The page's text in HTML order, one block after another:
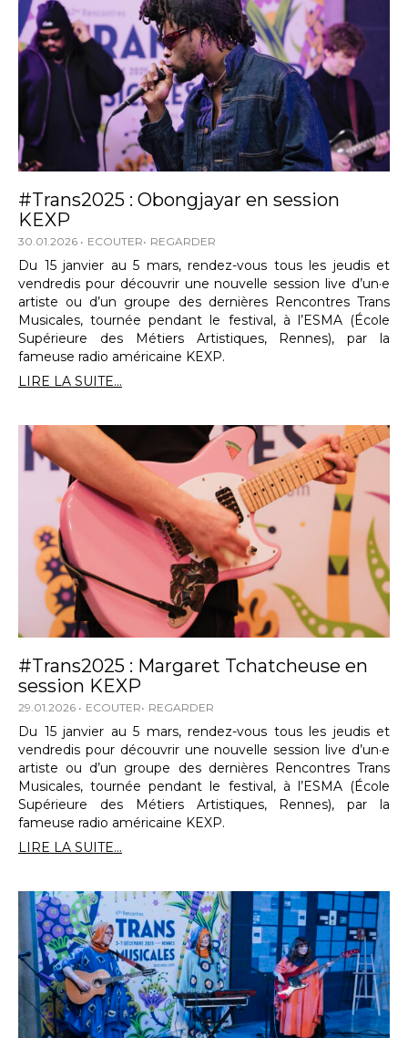
#Trans2025 : Obongjayar en session
KEXP
30.01.2026 ECOUTER REGARDER
Du 15 janvier au 5 mars, rendez-vous tous les jeudis et
vendredis pour découvrir une nouvelle session live d’un·e
artiste ou d’un groupe des dernières Rencontres Trans
Musicales, tournée pendant le festival, à l’ESMA (École
Supérieure des Métiers Artistiques, Rennes), par la
fameuse radio américaine KEXP.
LIRE LA SUITE...
#Trans2025 : Margaret Tchatcheuse en
session KEXP
29.01.2026 ECOUTER REGARDER
Du 15 janvier au 5 mars, rendez-vous tous les jeudis et
vendredis pour découvrir une nouvelle session live d’un·e
artiste ou d’un groupe des dernières Rencontres Trans
Musicales, tournée pendant le festival, à l’ESMA (École
Supérieure des Métiers Artistiques, Rennes), par la
fameuse radio américaine KEXP.
LIRE LA SUITE...